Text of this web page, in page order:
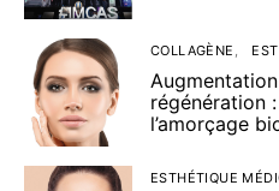
COLLAGÈNE
régénération
l’amorçage
ESTHÉTIQUE